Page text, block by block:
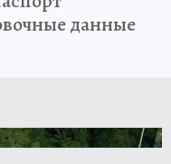
данные